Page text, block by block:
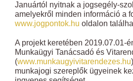
Januártól nyitnak a jogsegély-
amelyekről minden információ a
www.jogpontok.hu oldalon
A projekt keretében 2019.07.01-
Munkaügyi Tanácsadó és
(www.munkaugyivitarendezes.hu
munkajogi szereplők ügyeinek